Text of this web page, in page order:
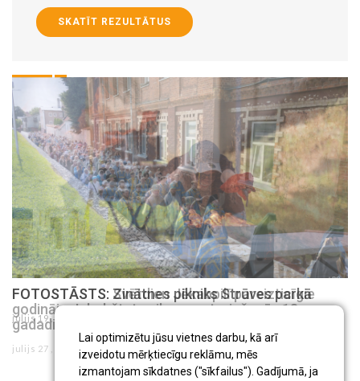
Lai optimizētu jūsu vietnes darbu, kā arī
izveidotu mērķtiecīgu reklāmu, mēs
izmantojam sīkdatnes ("sīkfailus"). Gadījumā, ja
SKATĪT REZULTĀTUS
FOTOSTĀSTS: Zinātnes pikniks Strūves parkā
julijs 19 , 2026